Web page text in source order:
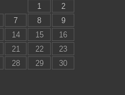
1
2
7 8
9
14 15
16
21 22
23
28 29
30